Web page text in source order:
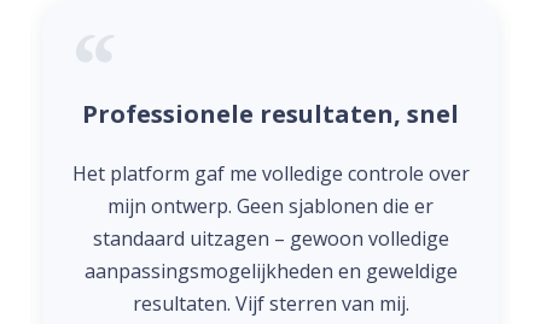
Professionele resultaten, snel
Het platform gaf me volledige controle over
mijn ontwerp. Geen sjablonen die er
standaard uitzagen – gewoon volledige
aanpassingsmogelijkheden en geweldige
resultaten. Vijf sterren van mij.